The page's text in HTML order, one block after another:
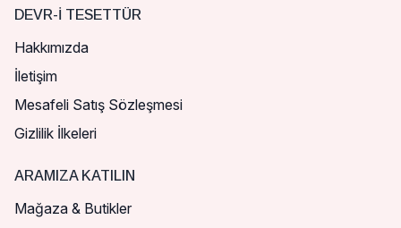
DEVR-I TESETTÜR
Hakkımızda
İletişim
Mesafeli Satış Sözleşmesi
Gizlilik İlkeleri
ARAMIZA KATILIN
Mağaza & Butikler